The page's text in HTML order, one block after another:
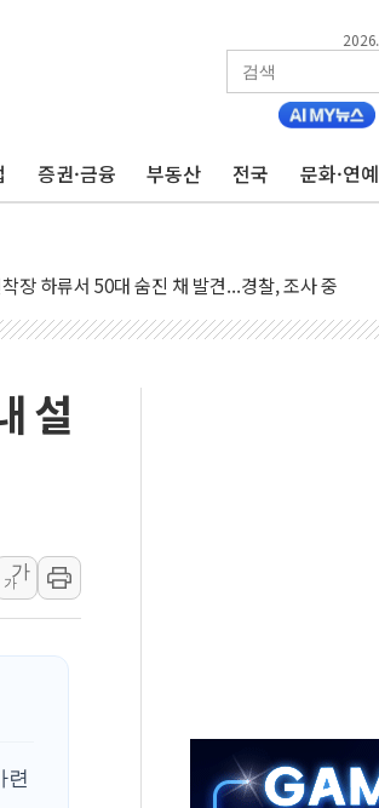
증권·금융 부동산 전국 문화·연예
서 질식사고 발생…작업자 1명 숨져
가산단에 '철강 AI융합실증센터' 들어선다
청래에 누적 '1.48%p' 차 선두 유지...金 46.01%
위원장에 오중기 당선...합산득표율 68.63%
구·경북 경선서 정청래에 승리…金 48.54% vs 鄭
·대구·경북 경선 결과...김민석 48.54% 정청래
장기고객 400명 맞이…"마음 잇는 시간 되길"
9440억 지급 확정되나…재상고 앞두고 막판 셈법
형마트 판매, 역대 최대폭 감소한 9.4%↓…유통업
의원, '정부 특사'로 콜롬비아 대통령 취임식 참석
설
가
가
련